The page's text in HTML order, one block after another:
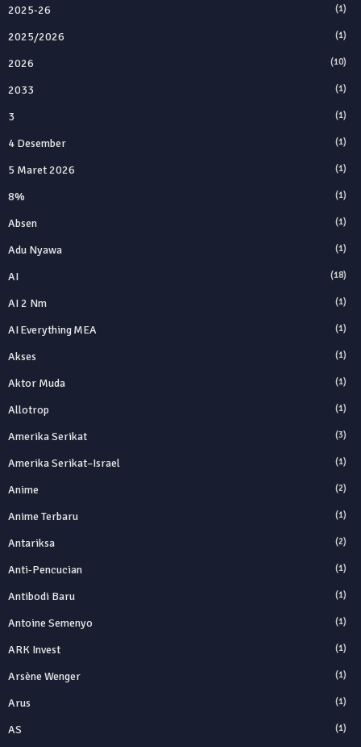
2025‑26 (1)
2025/2026 (1)
2026 (10)
2033 (1)
3 (1)
4 Desember (1)
5 Maret 2026 (1)
8% (1)
Absen (1)
Adu Nyawa (1)
AI (18)
AI 2 Nm (1)
AI Everything MEA (1)
Akses (1)
Aktor Muda (1)
Allotrop (1)
Amerika Serikat (3)
Amerika Serikat–Israel (1)
Anime (2)
Anime Terbaru (1)
Antariksa (2)
Anti‑Pencucian (1)
Antibodi Baru (1)
Antoine Semenyo (1)
ARK Invest (1)
Arsène Wenger (1)
Arus (1)
AS (1)